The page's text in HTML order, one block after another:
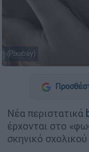
(Pixabay)
Νέα περιστατικά
έρχονται στο
σκηνικό